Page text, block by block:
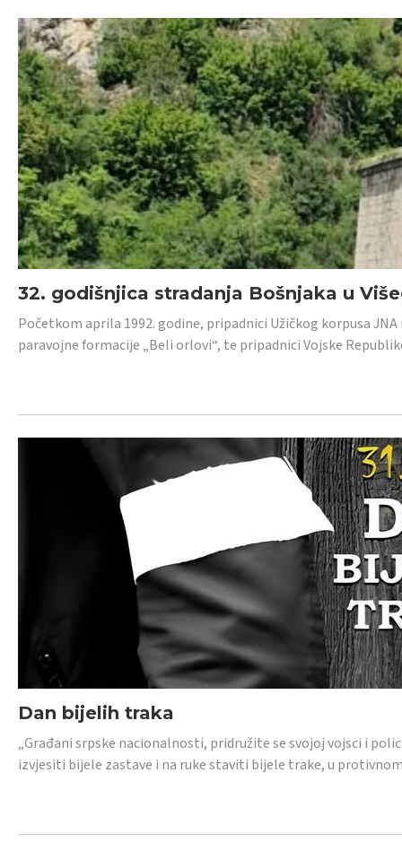
32. godišnjica stradanja Bošnjaka u
Početkom aprila 1992. godine, pripadnici Užičkog korpusa
paravojne formacije „Beli orlovi“, te pripadnici Vojske
Dan bijelih traka
„Građani srpske nacionalnosti, pridružite se svojoj vojsci i
izvjesiti bijele zastave i na ruke staviti bijele trake, u